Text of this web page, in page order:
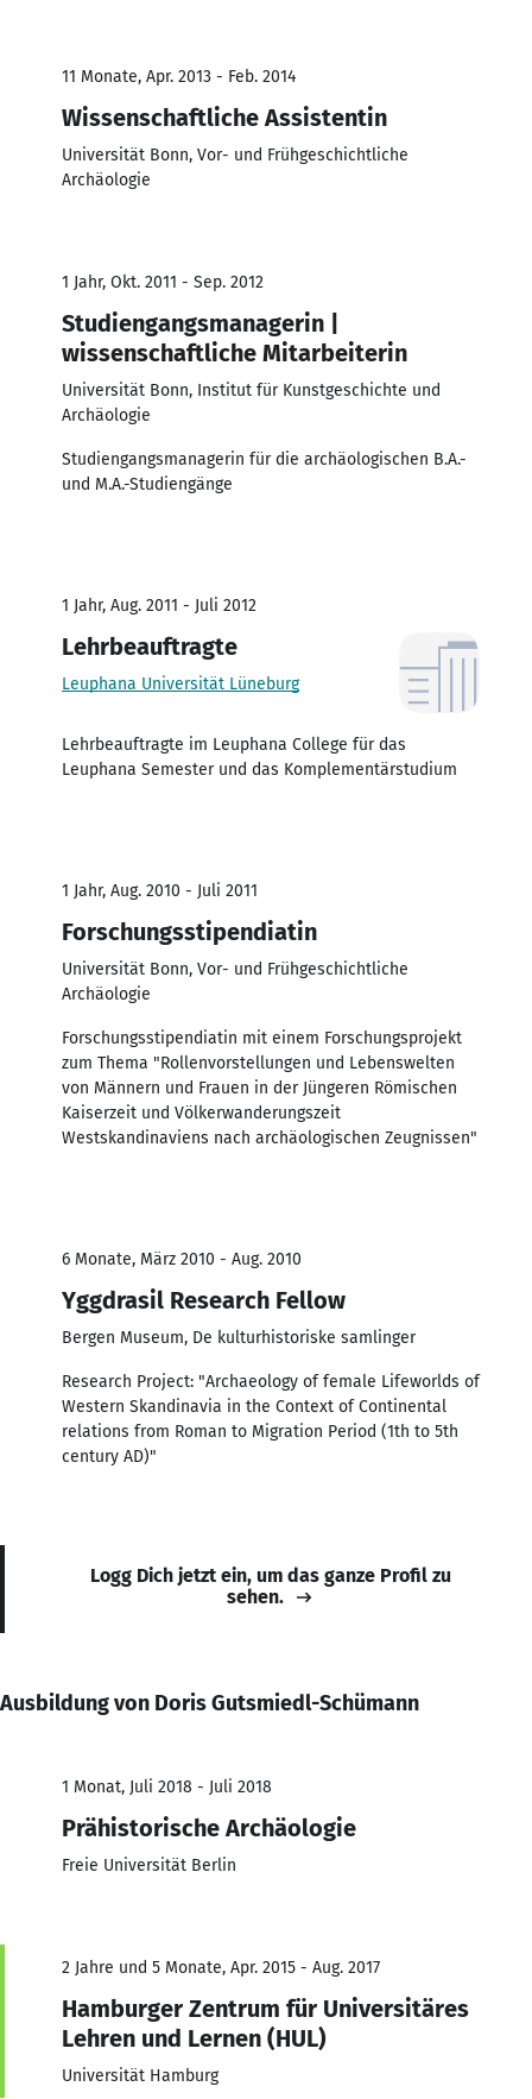
11 Monate, Apr. 2013 - Feb. 2014
Wissenschaftliche Assistentin
Universität Bonn, Vor- und Frühgeschichtliche
Archäologie
1 Jahr, Okt. 2011 - Sep. 2012
Studiengangsmanagerin |
wissenschaftliche Mitarbeiterin
Universität Bonn, Institut für Kunstgeschichte und
Archäologie
Studiengangsmanagerin für die archäologischen B.A.-
und M.A.-Studiengänge
1 Jahr, Aug. 2011 - Juli 2012
Lehrbeauftragte
Leuphana Universität Lüneburg
Lehrbeauftragte im Leuphana College für das
Leuphana Semester und das Komplementärstudium
1 Jahr, Aug. 2010 - Juli 2011
Forschungsstipendiatin
Universität Bonn, Vor- und Frühgeschichtliche
Archäologie
Forschungsstipendiatin mit einem Forschungsprojekt
zum Thema "Rollenvorstellungen und Lebenswelten
von Männern und Frauen in der Jüngeren Römischen
Kaiserzeit und Völkerwanderungszeit
Westskandinaviens nach archäologischen Zeugnissen"
6 Monate, März 2010 - Aug. 2010
Yggdrasil Research Fellow
Bergen Museum, De kulturhistoriske samlinger
Research Project: "Archaeology of female Lifeworlds of
Western Skandinavia in the Context of Continental
relations from Roman to Migration Period (1th to 5th
century AD)"
Logg Dich jetzt ein, um das ganze Profil zu
sehen.
Ausbildung von Doris Gutsmiedl-Schümann
1 Monat, Juli 2018 - Juli 2018
Prähistorische Archäologie
Freie Universität Berlin
2 Jahre und 5 Monate, Apr. 2015 - Aug. 2017
Hamburger Zentrum für Universitäres
Lehren und Lernen (HUL)
Universität Hamburg